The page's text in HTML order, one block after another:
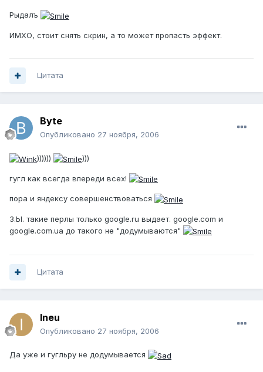
Рыдалъ
ИМХО, стоит снять скрин, а то может пропасть эффект.
Цитата
Byte
Опубликовано 27 ноября, 2006
)))))) )))
гугл как всегда впереди всех!
пора и яндексу совершенствоваться
З.Ы. такие перлы только google.ru выдает. google.com и
google.com.ua до такого не "додумываются"
Цитата
Ineu
Опубликовано 27 ноября, 2006
Да уже и гугльру не додумывается